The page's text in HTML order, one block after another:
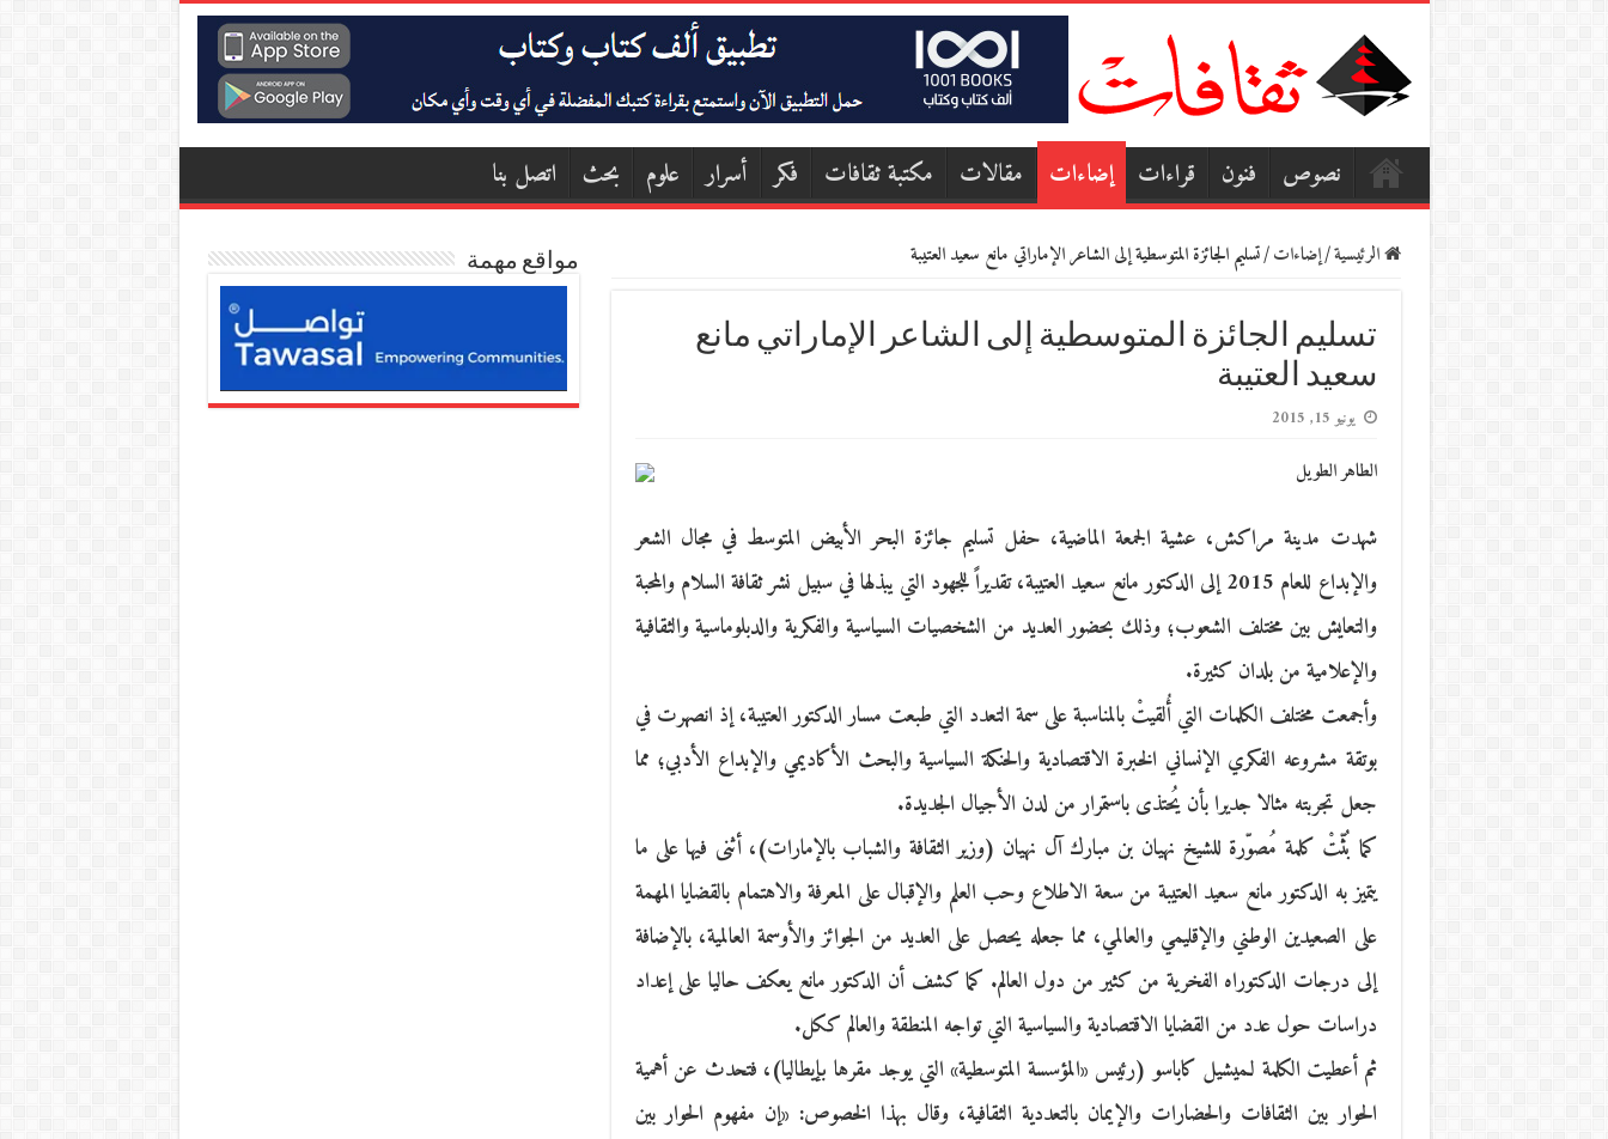
نصوص فنون قراءات إضاءات مقالات مكتبة ثقافات فكر أسرار علوم بحث اتصل بنا
الرئيسية/إضاءات/تسليم الجائزة المتوسطية إلى الشاعر الإماراتي مانع سعيد العتيبة
تسليم الجائزة المتوسطية إلى الشاعر الإماراتي مانع
سعيد العتيبة
يونيو 15, 2015
الطاهر الطويل
شهدت مدينة مراكش، عشية الجمعة الماضية، حفل تسليم جائزة البحر الأبيض المتوسط في مجال الشعر
والإبداع للعام 2015 إلى الدكتور مانع سعيد العتيبة، تقديراً للجهود التي يبذلها في سبيل نشر ثقافة السلام والمحبة
والتعايش بين مختلف الشعوب؛ وذلك بحضور العديد من الشخصيات السياسية والفكرية والدبلوماسية والثقافية
والإعلامية من بلدان كثيرة.
وأجمعت مختلف الكلمات التي أُلقيتْ بالمناسبة على سمة التعدد التي طبعت مسار الدكتور العتيبة، إذ انصهرت في
بوتقة مشروعه الفكري الإنساني الخبرة الاقتصادية والحنكة السياسية والبحث الأكاديمي والإبداع الأدبي؛ مما
جعل تجربته مثالا جديرا بأن يُحتذى باستمرار من لدن الأجيال الجديدة.
كما بُثّتْ كلمة مُصوّرة للشيخ نهيان بن مبارك آل نهيان (وزير الثقافة والشباب بالإمارات)، أثنى فيها على ما
يتميز به الدكتور مانع سعيد العتيبة من سعة الاطلاع وحب العلم والإقبال على المعرفة والاهتمام بالقضايا المهمة
على الصعيدين الوطني والإقليمي والعالمي، مما جعله يحصل على العديد من الجوائز والأوسمة العالمية، بالإضافة
إلى درجات الدكتوراه الفخرية من كثير من دول العالم. كما كشف أن الدكتور مانع يعكف حاليا على إعداد
دراسات حول عدد من القضايا الاقتصادية والسياسية التي تواجه المنطقة والعالم ككل.
ثم أعطيت الكلمة لـميشيل كاباسو (رئيس «المؤسسة المتوسطية» التي يوجد مقرها بإيطاليا)، فتحدث عن أهمية
الحوار بين الثقافات والحضارات والإيمان بالتعددية الثقافية، وقال بهذا الخصوص: «إن مفهوم الحوار بين
مواقع مهمة